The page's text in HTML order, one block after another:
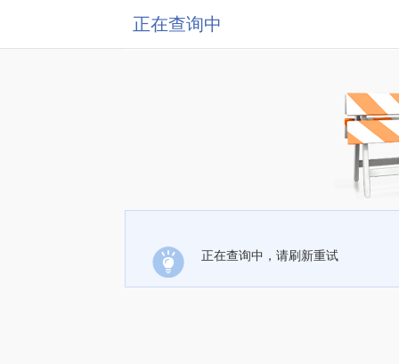
正在查询中
正在查询中，请刷新重试